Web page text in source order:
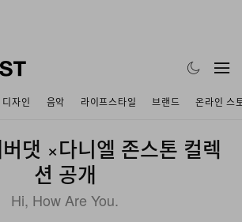
디자인 음악 라이프스타일 브랜드 온라인 스
댓 ×다니엘 존스톤 컬렉
션 공개
Hi, How Are You.